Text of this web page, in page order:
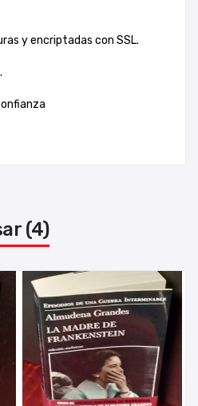
y encriptadas con SSL.
(4)